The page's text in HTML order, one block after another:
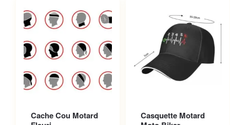
Cache Cou Motard
Casquette Motard